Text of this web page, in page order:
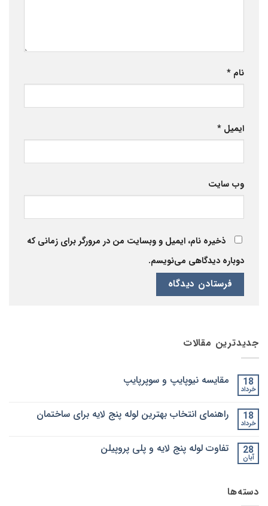
نام *
ایمیل *
وب‌ سایت
ذخیره نام، ایمیل و وبسایت من در مرورگر برای زمانی که
دوباره دیدگاهی می‌نویسم.
جدیدترین مقالات
18
خرداد
مقایسه نیوپایپ و سوپرپایپ
مقایسه
نیوپایپ
ثبت
نشده 18
خرداد
راهنمای انتخاب بهترین لوله پنج لایه برای ساختمان
راهنمای
انتخاب
لایه
برای
ثبت
نشده 28
آبان
تفاوت لوله پنج لایه و پلی پروپیلن
لولهدسته‌ها